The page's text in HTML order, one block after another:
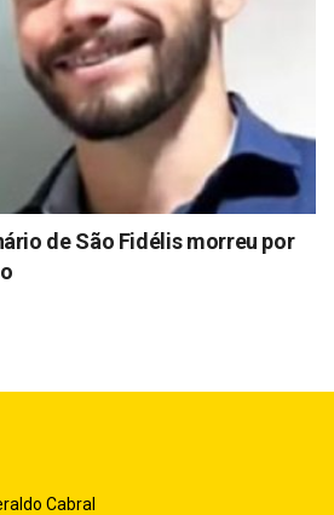
de São Fidélis morreu por
Cabral